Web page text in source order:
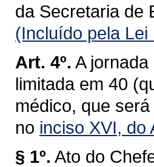
da Secretaria de
(Incluído pela
Art. 4º. A
limitada em 40
médico, que
no inciso XVI, do
§ 1º. Ato do